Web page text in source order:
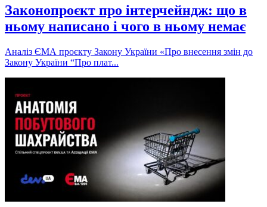
Законопроєкт про інтерчейндж: що в
ньому написано і чого в ньому немає
Аналіз ЄМА проєкту Закону України «Про внесення змін до
Закону України “Про плат...